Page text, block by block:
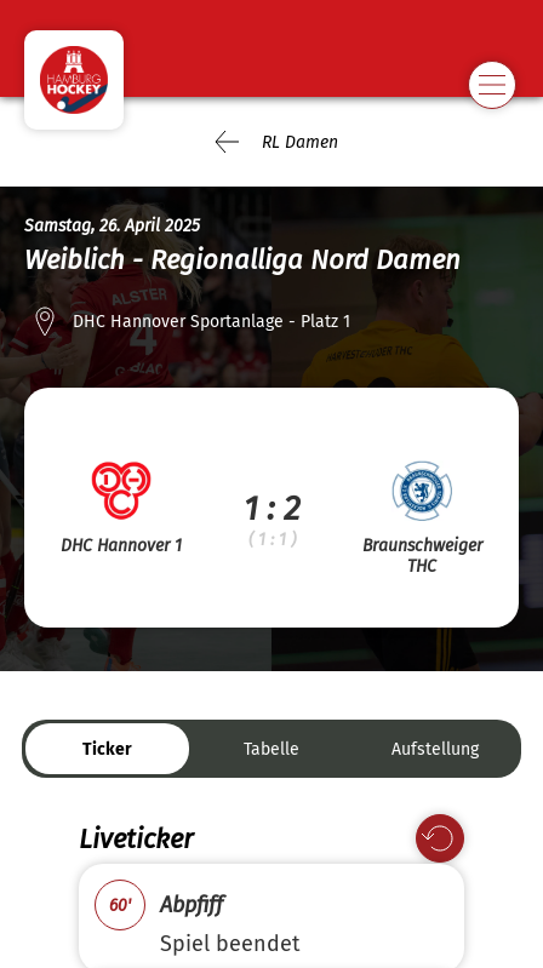
RL Damen
Samstag, 26. April 2025
Weiblich - Regionalliga Nord Damen
DHC Hannover Sportanlage - Platz 1
DHC Hannover 1
1 : 2
( 1 : 1 )
Braunschweiger
THC
Ticker Tabelle Aufstellung
Liveticker
60'
Abpfiff
Spiel beendet